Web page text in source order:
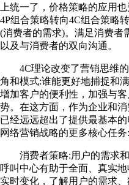
上统一了，价格策略的应用
4P组合策略转向4C组合策略
(消费者的需求)。满足消费者
以及与消费者的双向沟通。
4C理论改变了营销思维的
角和模式:谁能更好地捕捉和
增加客户的便利性，加强与
势。在这方面，作为企业和
已经远远超出了提供最基本
网络营销战略的更多核心任
消费者策略:用户的需求和
呼叫中心有助于全面、真实
实时变化，了解用户的需求